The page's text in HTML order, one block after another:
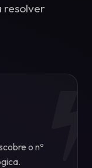
resolver
o nº